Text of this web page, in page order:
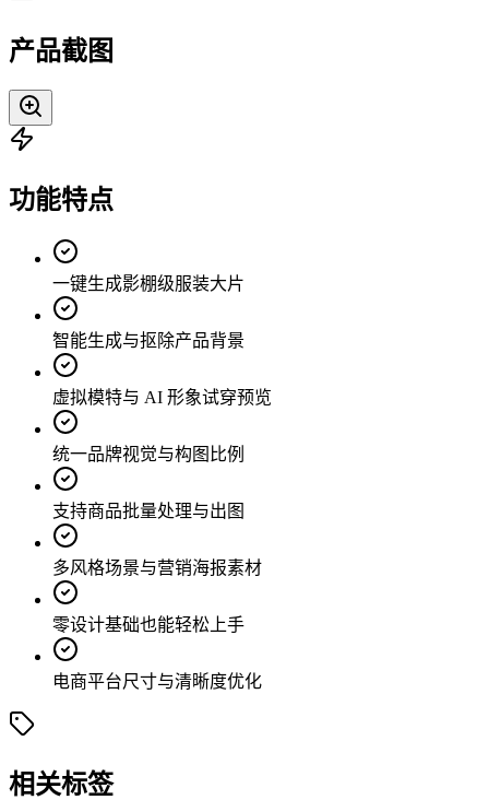
产品截图
功能特点
一键生成影棚级服装大片
智能生成与抠除产品背景
虚拟模特与 AI 形象试穿预览
统一品牌视觉与构图比例
支持商品批量处理与出图
多风格场景与营销海报素材
零设计基础也能轻松上手
电商平台尺寸与清晰度优化
相关标签